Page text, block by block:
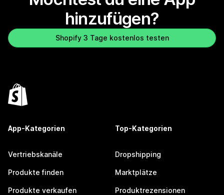
hinzufügen?
Shopify 3 Tage kostenlos testen
App-Kategorien
Vertriebskanäle
Produkte finden
Produkte verkaufen
Top-Kategorien
Dropshipping
Marktplätze
Produktrezensionen